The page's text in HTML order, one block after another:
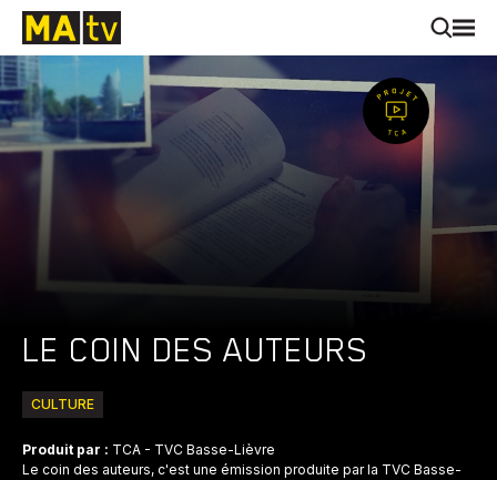
LE COIN DES AUTEURS
CULTURE
Produit par : TCA - TVC Basse-Lièvre
Le coin des auteurs, c'est une émission produite par la TVC Basse-